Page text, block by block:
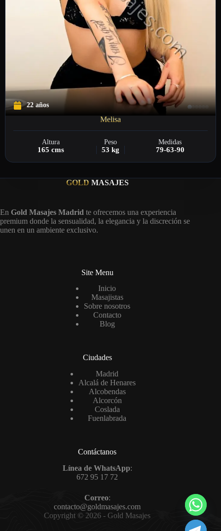
22 años
Melisa
Altura Peso Medidas
165 cms 53 kg 79-63-90
GOLD MASAJES
En Gold Masajes Madrid te ofrecemos una experiencia
premium donde la sensualidad, la elegancia y la discreción se
unen en un ambiente exclusivo.
Site Menu
Inicio
Masajistas
Sobre nosotros
Contacto
Blog
Ciudades
Madrid
Alcalá de Henares
Alcobendas
Alcorcón
Coslada
Fuenlabrada
Contáctanos
Línea de WhatsApp:
672 95 17 72
Correo:
contacto@goldmasajes.com
Copyright © 2026 - Gold Masajes